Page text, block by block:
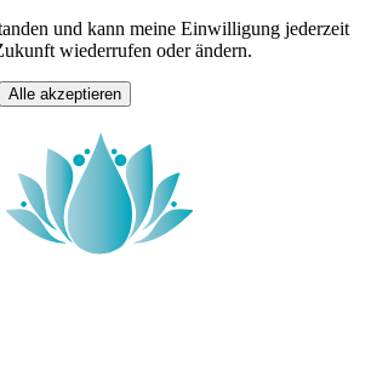
und kann meine Einwilligung jederzeit
wiederrufen oder ändern.
Alle akzeptieren